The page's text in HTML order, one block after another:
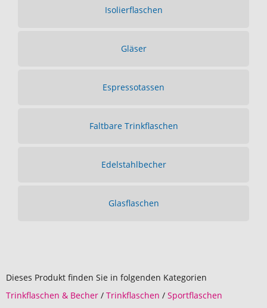
Isolierflaschen
Gläser
Espressotassen
Faltbare Trinkflaschen
Edelstahlbecher
Glasflaschen
Dieses Produkt finden Sie in folgenden Kategorien
Trinkflaschen & Becher / Trinkflaschen / Sportflaschen